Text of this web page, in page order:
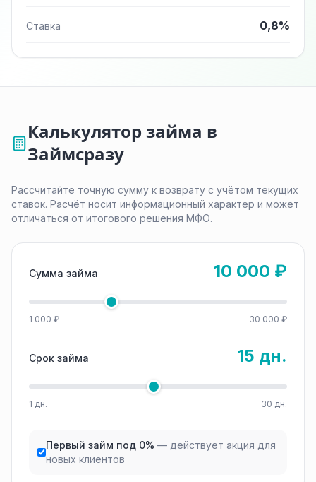
Ставка 0,8%
Калькулятор займа в
Займсразу
Рассчитайте точную сумму к возврату с учётом текущих
ставок. Расчёт носит информационный характер и может
отличаться от итогового решения МФО.
Сумма займа 10 000 ₽
1 000 ₽ 30 000 ₽
Срок займа 15 дн.
1 дн. 30 дн.
Первый займ под 0% — действует акция для
новых клиентов